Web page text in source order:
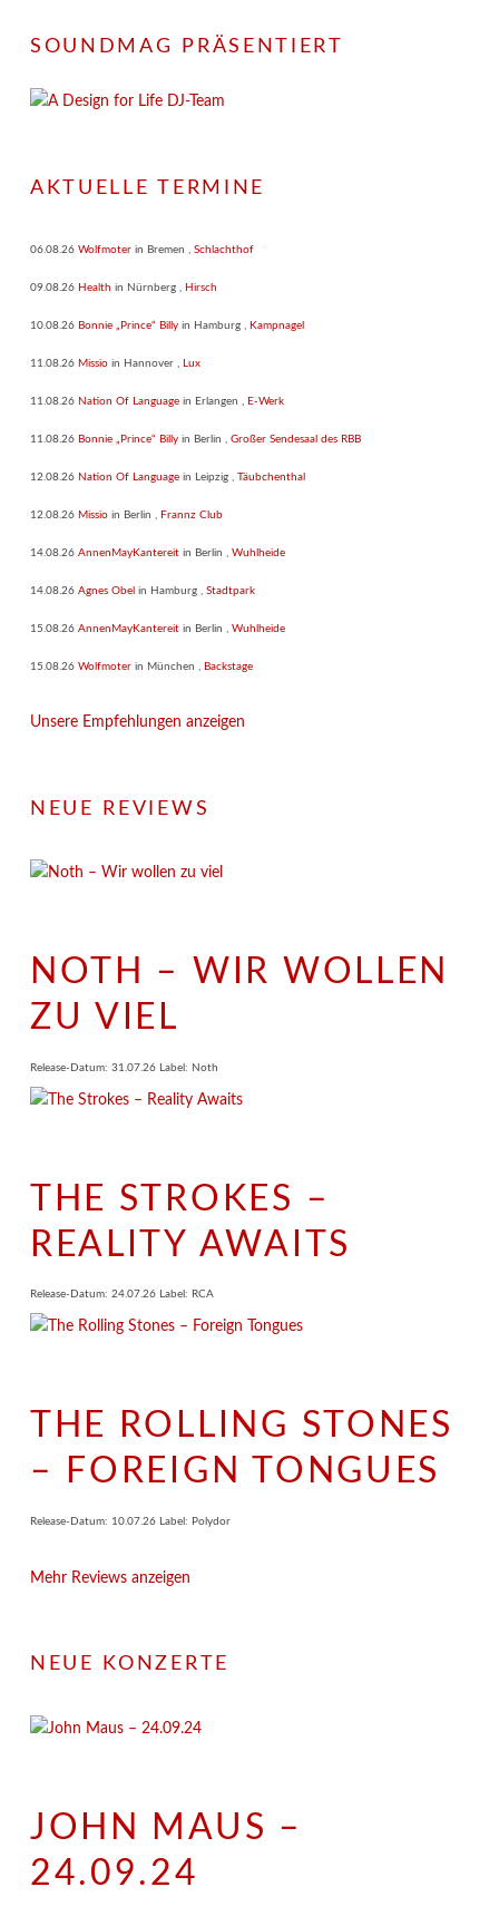
SOUNDMAG PRÄSENTIERT
AKTUELLE TERMINE
06.08.26 Wolfmoter in Bremen Schlachthof
09.08.26 Health in Nürnberg Hirsch
10.08.26 Bonnie „Prince“ Billy in Hamburg Kampnagel
11.08.26 Missio in Hannover Lux
11.08.26 Nation Of Language in Erlangen E-Werk
11.08.26 Bonnie „Prince“ Billy in Berlin Großer Sendesaal des RBB
12.08.26 Nation Of Language in Leipzig Täubchenthal
12.08.26 Missio in Berlin Frannz Club
14.08.26 AnnenMayKantereit in Berlin Wuhlheide
14.08.26 Agnes Obel in Hamburg Stadtpark
15.08.26 AnnenMayKantereit in Berlin Wuhlheide
15.08.26 Wolfmoter in München Backstage
Unsere Empfehlungen anzeigen
NEUE REVIEWS
NOTH – WIR WOLLEN
ZU VIEL
Release-Datum: 31.07.26 Label: Noth
THE STROKES –
REALITY AWAITS
Release-Datum: 24.07.26 Label: RCA
THE ROLLING STONES
– FOREIGN TONGUES
Release-Datum: 10.07.26 Label: Polydor
Mehr Reviews anzeigen
NEUE KONZERTE
JOHN MAUS –
24.09.24